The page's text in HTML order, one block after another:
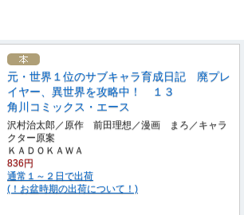
元・世界１位のサブキャラ育成日記 廃プレ
イヤー、異世界を攻略中！ １３
角川コミックス・エース
沢村治太郎／原作 前田理想／漫画 まろ／キャラ
クター原案
ＫＡＤＯＫＡＷＡ
836円
通常１～２日で出荷
(！お盆時期の出荷について！)